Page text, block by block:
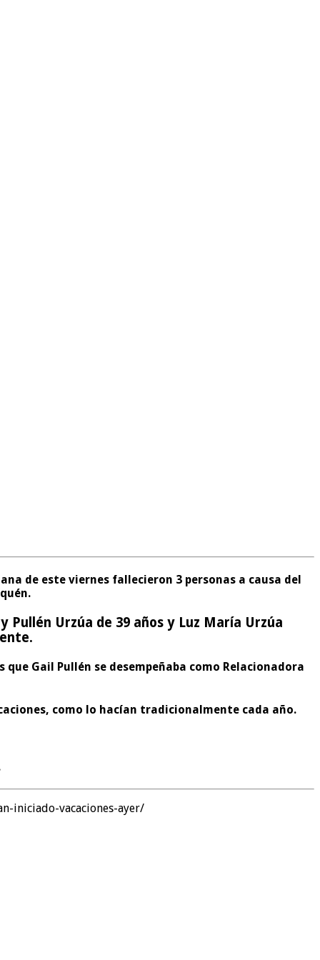
de este viernes fallecieron 3 personas a causa del
Pullén Urzúa de 39 años y Luz María Urzúa
Gail Pullén se desempeñaba como Relacionadora
como lo hacían tradicionalmente cada año.
iniciado-vacaciones-ayer/